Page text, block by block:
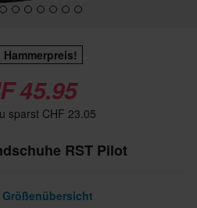
Hammerpreis!
45.95
sparst CHF 23.05
RST Pilot
Größenübersicht